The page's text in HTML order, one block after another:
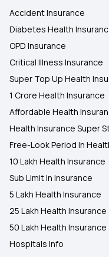
Accident Insurance
Diabetes Health
OPD Insurance
Critical Illness Insurance
Super Top Up Health
1 Crore Health Insurance
Affordable Health
Health Insurance Super
Free-Look Period In
10 Lakh Health Insurance
Sub Limit In Insurance
5 Lakh Health Insurance
25 Lakh Health Insurance
50 Lakh Health Insurance
Hospitals Info